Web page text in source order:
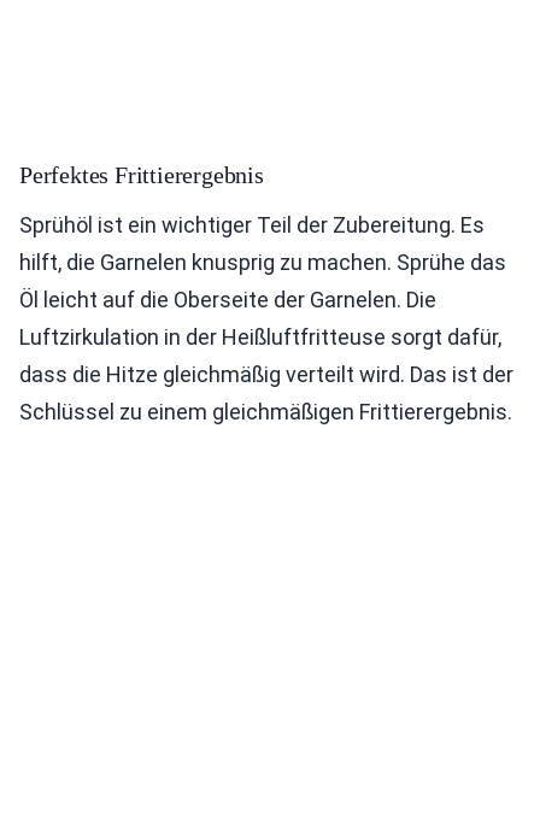
Perfektes Frittierergebnis
Sprühöl ist ein wichtiger Teil der Zubereitung. Es
hilft, die Garnelen knusprig zu machen. Sprühe das
Öl leicht auf die Oberseite der Garnelen. Die
Luftzirkulation in der Heißluftfritteuse sorgt dafür,
dass die Hitze gleichmäßig verteilt wird. Das ist der
Schlüssel zu einem gleichmäßigen Frittierergebnis.